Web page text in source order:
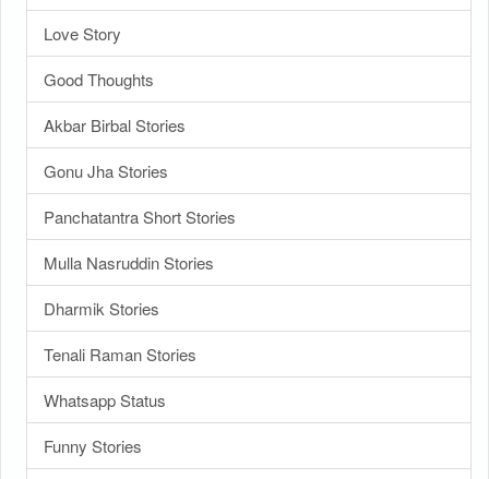
Love Story
Good Thoughts
Akbar Birbal Stories
Gonu Jha Stories
Panchatantra Short Stories
Mulla Nasruddin Stories
Dharmik Stories
Tenali Raman Stories
Whatsapp Status
Funny Stories